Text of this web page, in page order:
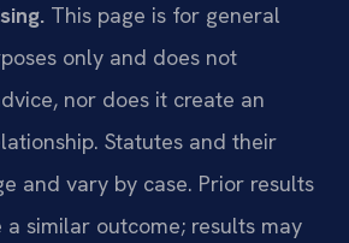
This page is for general
only and does not
nor does it create an
Statutes and their
and vary by case. Prior results
similar outcome; results may